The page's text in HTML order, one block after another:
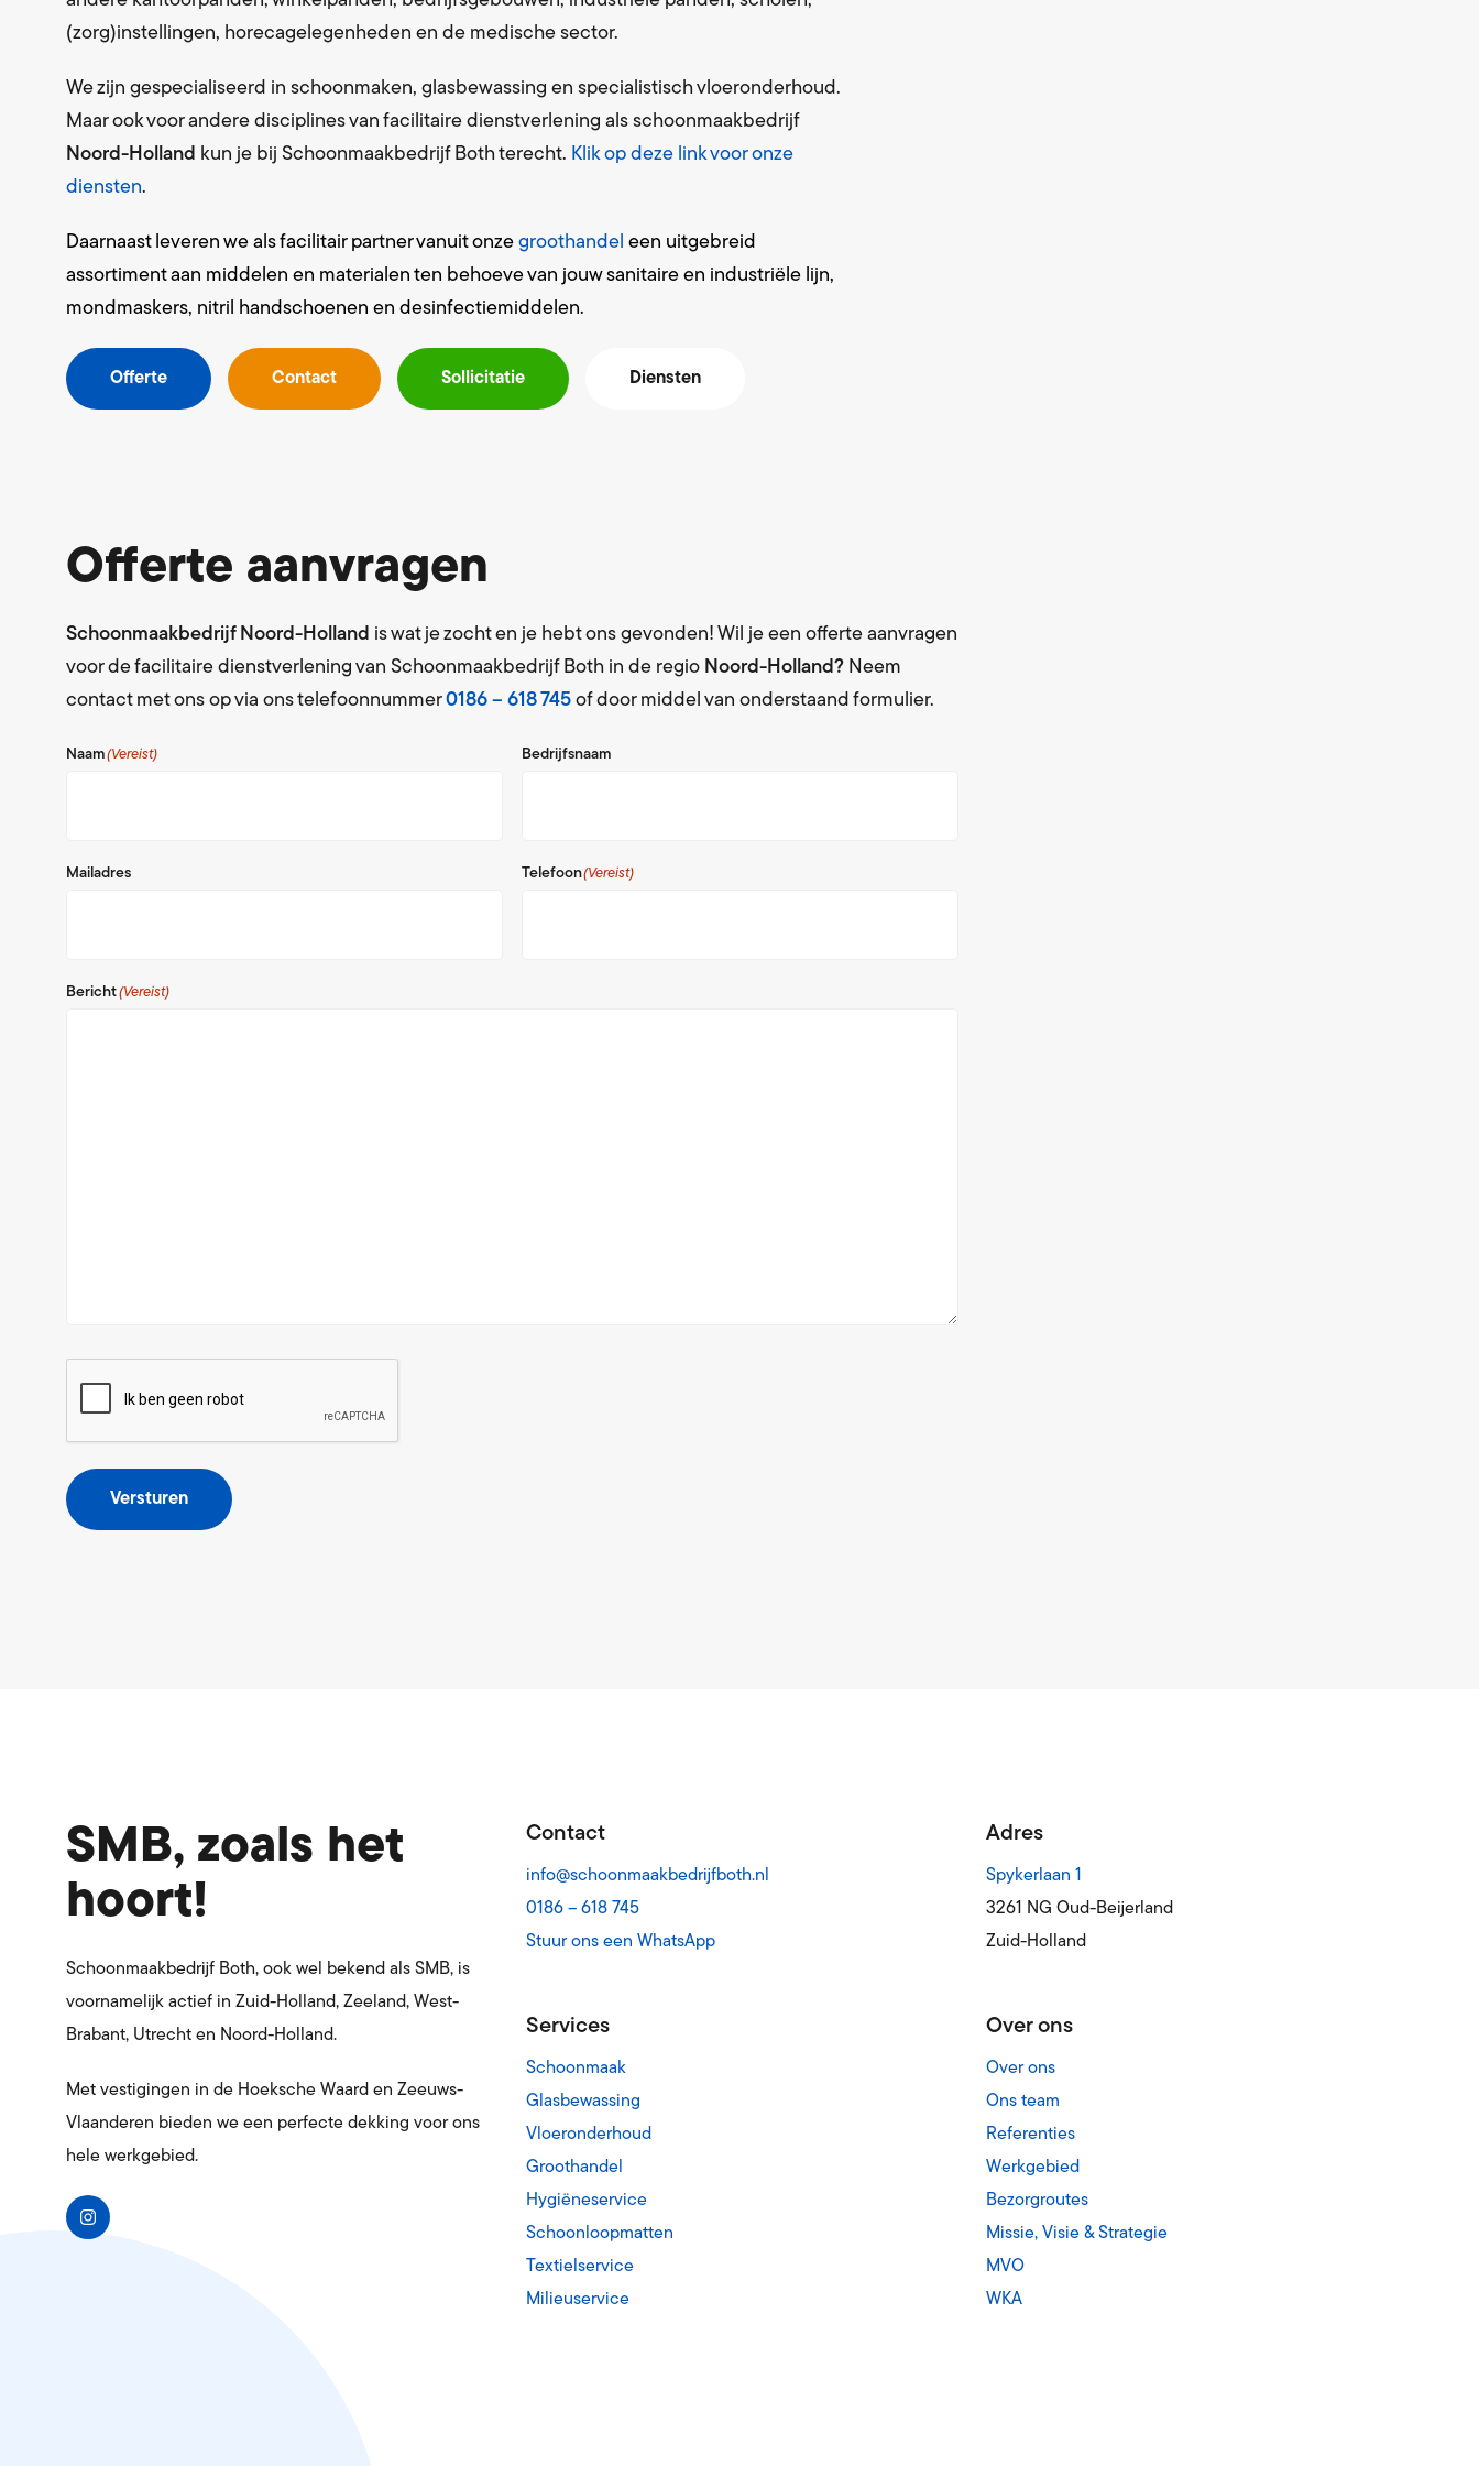
(zorg)instellingen, horecagelegenheden en de medische sector.
We zijn gespecialiseerd in schoonmaken, glasbewassing en specialistisch vloeronderhoud.
Maar ook voor andere disciplines van facilitaire dienstverlening als schoonmaakbedrijf
Noord-Holland kun je bij Schoonmaakbedrijf Both terecht. Klik op deze link voor onze
diensten.
Daarnaast leveren we als facilitair partner vanuit onze groothandel een uitgebreid
assortiment aan middelen en materialen ten behoeve van jouw sanitaire en industriële lijn,
mondmaskers, nitril handschoenen en desinfectiemiddelen.
Offerte Contact Sollicitatie Diensten
Offerte aanvragen
Schoonmaakbedrijf Noord-Holland is wat je zocht en je hebt ons gevonden! Wil je een offerte aanvragen
voor de facilitaire dienstverlening van Schoonmaakbedrijf Both in de regio Noord-Holland? Neem
contact met ons op via ons telefoonnummer0186 – 618 745 of door middel van onderstaand formulier.
Naam(Vereist) Bedrijfsnaam
Mailadres Telefoon(Vereist)
Bericht(Vereist)
Versturen
SMB, zoals het
hoort!
Schoonmaakbedrijf Both, ook wel bekend als SMB, is
voornamelijk actief in Zuid-Holland, Zeeland, West-
Brabant, Utrecht en Noord-Holland.
Met vestigingen in de Hoeksche Waard en Zeeuws-
Vlaanderen bieden we een perfecte dekking voor ons
hele werkgebied.
Contact
info@schoonmaakbedrijfboth.nl
0186 – 618 745
Stuur ons een WhatsApp
Adres
Spykerlaan 1
3261 NG Oud-Beijerland
Zuid-Holland
Services
Schoonmaak
Glasbewassing
Vloeronderhoud
Groothandel
Hygiëneservice
Schoonloopmatten
Textielservice
Milieuservice
Over ons
Over ons
Ons team
Referenties
Werkgebied
Bezorgroutes
Missie, Visie & Strategie
MVO
WKA